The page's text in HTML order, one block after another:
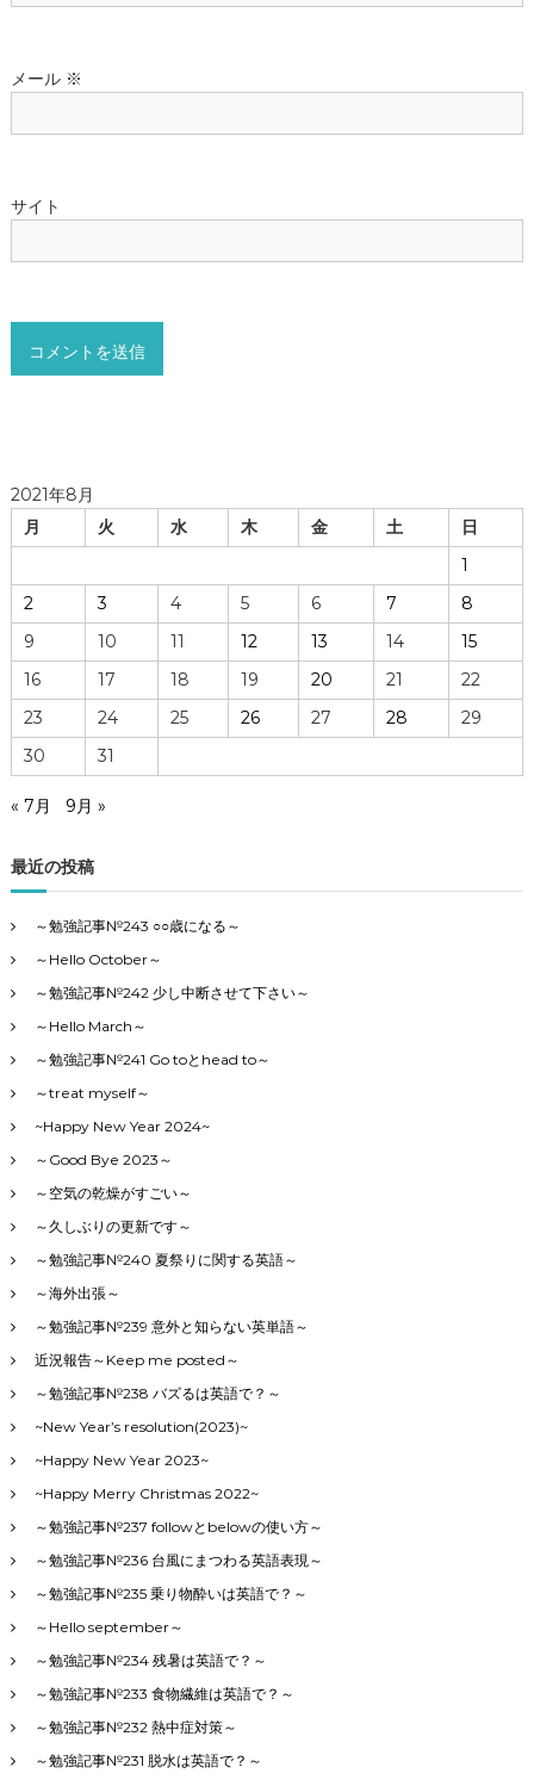
メール ※
サイト
2021年8月
月
火 水 木 金 土
日
1
2
3 4 5 6 7
8
9
10 11 12 13 14
15
16
17 18 19 20 21
22
23
24 25 26 27 28
29
30
31
« 7月 9月 »
最近の投稿
～勉強記事№243 ○○歳になる～
～Hello October～
～勉強記事№242 少し中断させて下さい～
～Hello March～
～勉強記事№241 Go toとhead to～
～treat myself～
~Happy New Year 2024~
～Good Bye 2023～
～空気の乾燥がすごい～
～久しぶりの更新です～
～勉強記事№240 夏祭りに関する英語～
～海外出張～
～勉強記事№239 意外と知らない英単語～
近況報告～Keep me posted～
～勉強記事№238 バズるは英語で？～
~New Year’s resolution(2023)~
~Happy New Year 2023~
~Happy Merry Christmas 2022~
～勉強記事№237 followとbelowの使い方～
～勉強記事№236 台風にまつわる英語表現～
～勉強記事№235 乗り物酔いは英語で？～
～Hello september～
～勉強記事№234 残暑は英語で？～
～勉強記事№233 食物繊維は英語で？～
～勉強記事№232 熱中症対策～
～勉強記事№231 脱水は英語で？～